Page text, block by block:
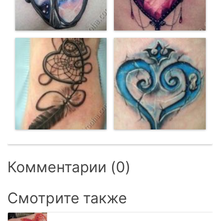
Комментарии (0)
Смотрите также